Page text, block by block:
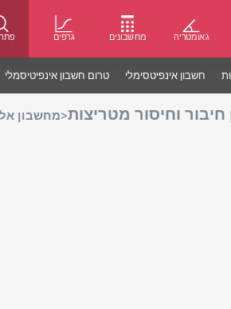
גרפים מחשבונים גאומטריה
טרום חשבון אינפיטיסמלי חשבון אינפיטסימלי
מחשבון>וחיסור מטריצות